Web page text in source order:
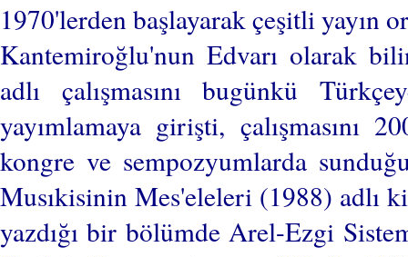
1970'lerden başlayarak çeşitli yayın
Kantemiroğlu'nun Edvarı olarak
adlı çalışmasını bugünkü
yayımlamaya girişti, çalışmasını
kongre ve sempozyumlarda
Musıkisinin Mes'eleleri (1988) adlı
yazdığı bir bölümde Arel-Ezgi